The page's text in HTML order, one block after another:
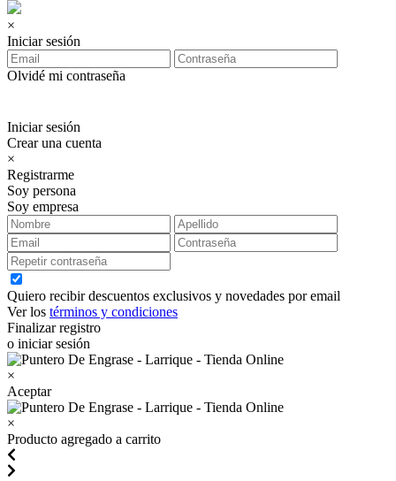
×
Iniciar sesión
Olvidé mi contraseña
Iniciar sesión
Crear una cuenta
×
Registrarme
Soy persona
Soy empresa
Quiero recibir descuentos exclusivos y novedades por email
Ver los términos y condiciones
Finalizar registro
o iniciar sesión
×
Aceptar
×
Producto agregado a carrito